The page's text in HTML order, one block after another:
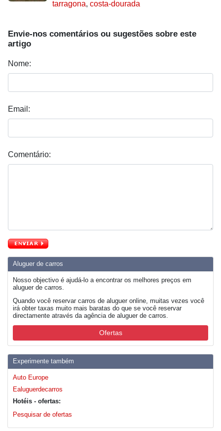
Aluguer de carros
Nosso objectivo é ajudá-lo a encontrar os melhores preços em
aluguer de carros.
Quando você reservar carros de aluguer online, muitas vezes você
irá obter taxas muito mais baratas do que se você reservar
directamente através da agência de aluguer de carros.
Ofertas
Experimente também
Auto Europe
Ealuguerdecarros
Hotéis - ofertas:
Pesquisar de ofertas
tarragona, costa-dourada
Envie-nos comentários ou sugestões sobre este
artigo
Nome:
Email:
Comentário: